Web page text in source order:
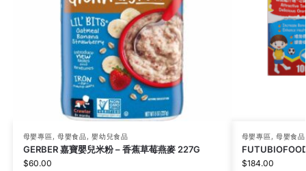
母嬰專區, 母嬰食品,嬰幼兒食品
GERBER 嘉寶嬰兒米粉 – 香蕉草莓燕麥 227G
$60.00
母嬰專區, 母嬰食品
$184.00